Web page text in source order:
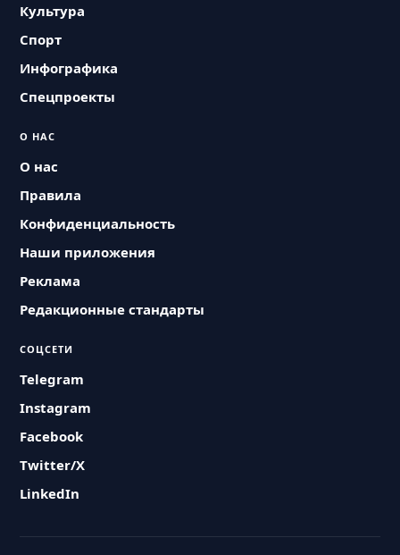
Культура
Спорт
Инфографика
Спецпроекты
О НАС
О нас
Правила
Конфиденциальность
Наши приложения
Реклама
Редакционные стандарты
СОЦСЕТИ
Telegram
Instagram
Facebook
Twitter/X
LinkedIn